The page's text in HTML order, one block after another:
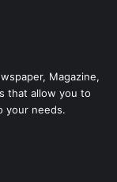
Magazine,
that allow you to
your needs.